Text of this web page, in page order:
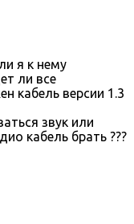
я к нему
ли все
кабель версии 1.3
звук или
кабель брать ???